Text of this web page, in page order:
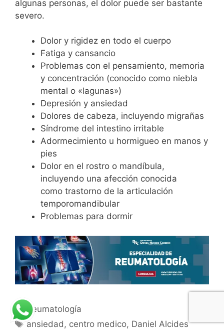
algunas personas, el dolor puede ser bastante
severo.
Dolor y rigidez en todo el cuerpo
Fatiga y cansancio
Problemas con el pensamiento, memoria
y concentración (conocido como niebla
mental o «lagunas»)
Depresión y ansiedad
Dolores de cabeza, incluyendo migrañas
Síndrome del intestino irritable
Adormecimiento u hormigueo en manos y
pies
Dolor en el rostro o mandíbula,
incluyendo una afección conocida
como trastorno de la articulación
temporomandibular
Problemas para dormir
Reumatología
ansiedad , centro medico, Daniel Alcides